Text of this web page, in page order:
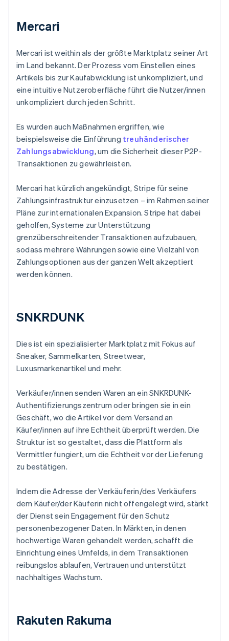
Mercari
Mercari ist weithin als der größte Marktplatz seiner Art
im Land bekannt. Der Prozess vom Einstellen eines
Artikels bis zur Kaufabwicklung ist unkompliziert, und
eine intuitive Nutzeroberfläche führt die Nutzer/innen
unkompliziert durch jeden Schritt.
Es wurden auch Maßnahmen ergriffen, wie
beispielsweise die Einführung treuhänderischer
Zahlungsabwicklung, um die Sicherheit dieser P2P-
Transaktionen zu gewährleisten.
Mercari hat kürzlich angekündigt, Stripe für seine
Zahlungsinfrastruktur einzusetzen – im Rahmen seiner
Pläne zur internationalen Expansion. Stripe hat dabei
geholfen, Systeme zur Unterstützung
grenzüberschreitender Transaktionen aufzubauen,
sodass mehrere Währungen sowie eine Vielzahl von
Zahlungsoptionen aus der ganzen Welt akzeptiert
werden können.
SNKRDUNK
Dies ist ein spezialisierter Marktplatz mit Fokus auf
Sneaker, Sammelkarten, Streetwear,
Luxusmarkenartikel und mehr.
Verkäufer/innen senden Waren an ein SNKRDUNK-
Authentifizierungszentrum oder bringen sie in ein
Geschäft, wo die Artikel vor dem Versand an
Käufer/innen auf ihre Echtheit überprüft werden. Die
Struktur ist so gestaltet, dass die Plattform als
Vermittler fungiert, um die Echtheit vor der Lieferung
zu bestätigen.
Indem die Adresse der Verkäuferin/des Verkäufers
dem Käufer/der Käuferin nicht offengelegt wird, stärkt
der Dienst sein Engagement für den Schutz
personenbezogener Daten. In Märkten, in denen
hochwertige Waren gehandelt werden, schafft die
Einrichtung eines Umfelds, in dem Transaktionen
reibungslos ablaufen, Vertrauen und unterstützt
nachhaltiges Wachstum.
Rakuten Rakuma